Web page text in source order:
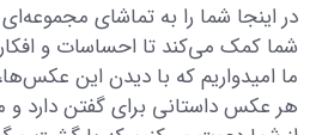
شما کمک می‌کند تا احساسات و افکار
ما امیدواریم که با دیدن این
هر عکس داستانی برای گفتن دارد و